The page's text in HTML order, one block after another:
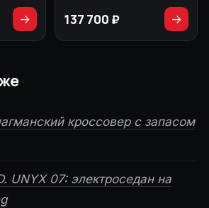
→ 137 700 ₽ →
кроссовер с запасом
UNYX 07: электроседан на